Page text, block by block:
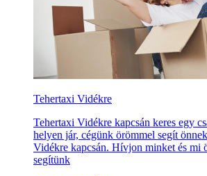
Tehertaxi Vidékre
Tehertaxi Vidékre kapcsán keres egy
helyen jár, cégünk örömmel segít
Vidékre kapcsán. Hívjon minket és mi
segítünk